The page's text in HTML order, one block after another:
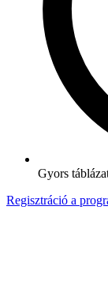
Gyors
Regisztráció a